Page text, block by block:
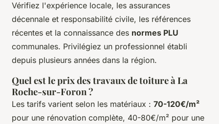
Vérifiez l'expérience locale, les assurances
décennale et responsabilité civile, les références
récentes et la connaissance des normes PLU
communales. Privilégiez un professionnel établi
depuis plusieurs années dans la région.
Quel est le prix des travaux de toiture à La
Roche-sur-Foron ?
Les tarifs varient selon les matériaux : 70-120€/m²
pour une rénovation complète, 40-80€/m² pour une